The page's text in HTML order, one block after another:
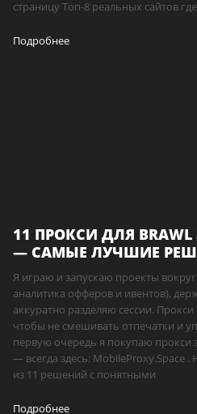
страницу Топ-8 реальных сайтов
Подробнее
11 ПРОКСИ ДЛЯ BRAWL
— САМЫЕ ЛУЧШИЕ
Я играю и запускаю проекты
аналитика офферов и ивентов),
аккуратно разделяю сессии.
чтобы не смешивать отпечатки и
первую очередь я покупаю
— всегда здесь: MobileProxy.Space
из 11 решений с понятными
Подробнее